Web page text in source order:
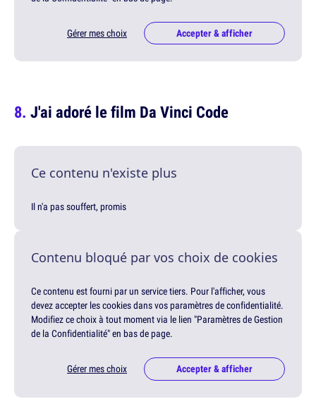
Gérer mes choix Accepter & afficher
J'ai adoré le film Da Vinci Code
Ce contenu n'existe plus
Il n'a pas souffert, promis
Contenu bloqué par vos choix de cookies
Ce contenu est fourni par un service tiers. Pour l'afficher, vous
devez accepter les cookies dans vos paramètres de confidentialité.
Modifiez ce choix à tout moment via le lien "Paramètres de Gestion
de la Confidentialité" en bas de page.
Gérer mes choix Accepter & afficher